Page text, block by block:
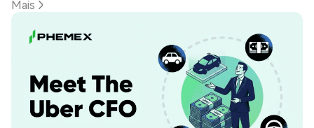
Mais